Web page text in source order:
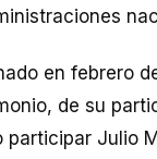
en febrero
de su
participar Julio